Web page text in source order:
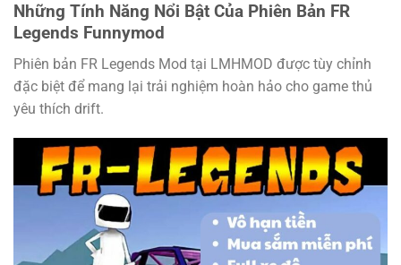
Những Tính Năng Nổi Bật Của Phiên Bản FR
Legends Funnymod
Phiên bản FR Legends Mod tại LMHMOD được tùy chỉnh
đặc biệt để mang lại trải nghiệm hoàn hảo cho game thủ
yêu thích drift.